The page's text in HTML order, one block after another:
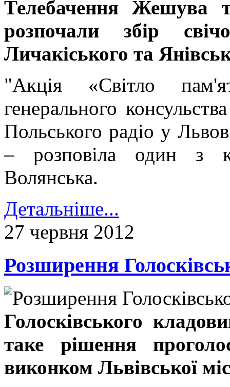
Телебачення Жешува
розпочали збір
Личакіського та
"Акція «Світло
генерального
Польського радіо у
– розповіла один з
Волянська.
Детальніше...
27 червня 2012
Розширення
Голосківського
таке рішення
виконком Львівської